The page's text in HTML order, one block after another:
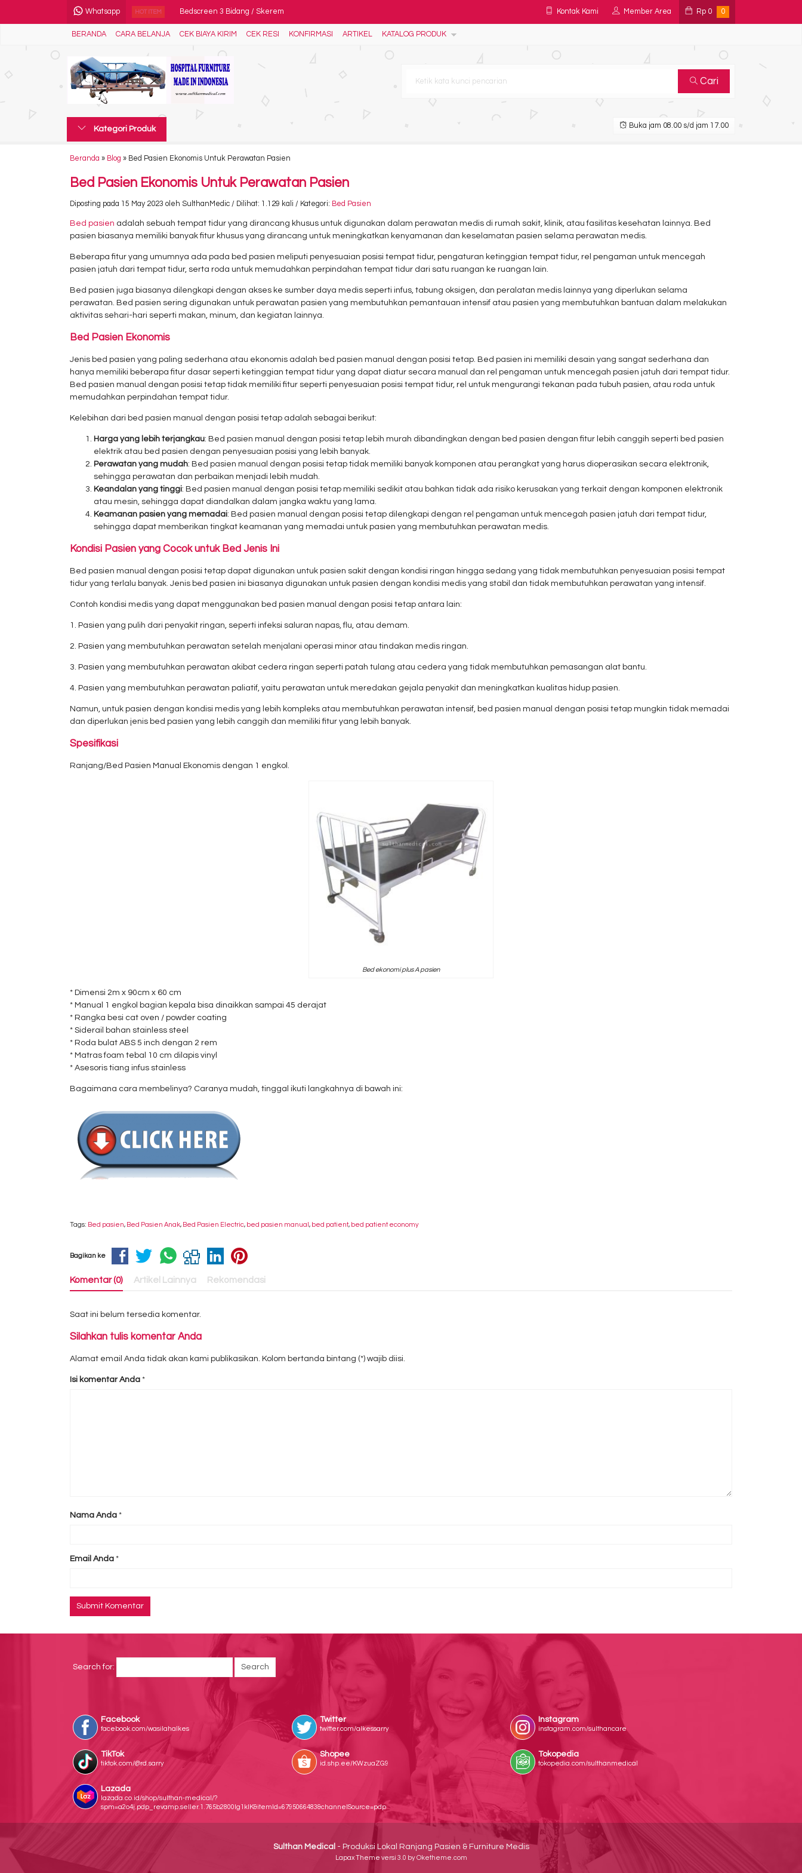
Whatsapp HOT ITEM Bedscreen 3 Bidang / Skerem
Matras Anti Decubitus Sella
Meja Resusitasi Bayi / Baby Table / Baby Tafel den
Kursi Donor Darah
Food Troli dengan Pemanas 16 Susun - Food Trolley
Digital Scrub Station 2 Person
Kursi Sofa Donor Darah
Kontak Kami Member Area Rp 0 0
BERANDA CARA BELANJA CEK BIAYA KIRIM CEK RESI KONFIRMASI ARTIKEL KATALOG PRODUK
Cari
Kategori Produk Buka jam 08.00 s/d jam 17.00
Beranda » Blog » Bed Pasien Ekonomis Untuk Perawatan Pasien
Bed Pasien Ekonomis Untuk Perawatan Pasien
Diposting pada 15 May 2023 oleh SulthanMedic / Dilihat: 1.129 kali / Kategori: Bed Pasien
Bed pasien adalah sebuah tempat tidur yang dirancang khusus untuk digunakan dalam perawatan medis di rumah sakit, klinik, atau fasilitas kesehatan lainnya. Bed
pasien biasanya memiliki banyak fitur khusus yang dirancang untuk meningkatkan kenyamanan dan keselamatan pasien selama perawatan medis.
Beberapa fitur yang umumnya ada pada bed pasien meliputi penyesuaian posisi tempat tidur, pengaturan ketinggian tempat tidur, rel pengaman untuk mencegah
pasien jatuh dari tempat tidur, serta roda untuk memudahkan perpindahan tempat tidur dari satu ruangan ke ruangan lain.
Bed pasien juga biasanya dilengkapi dengan akses ke sumber daya medis seperti infus, tabung oksigen, dan peralatan medis lainnya yang diperlukan selama
perawatan. Bed pasien sering digunakan untuk perawatan pasien yang membutuhkan pemantauan intensif atau pasien yang membutuhkan bantuan dalam melakukan
aktivitas sehari-hari seperti makan, minum, dan kegiatan lainnya.
Bed Pasien Ekonomis
Jenis bed pasien yang paling sederhana atau ekonomis adalah bed pasien manual dengan posisi tetap. Bed pasien ini memiliki desain yang sangat sederhana dan
hanya memiliki beberapa fitur dasar seperti ketinggian tempat tidur yang dapat diatur secara manual dan rel pengaman untuk mencegah pasien jatuh dari tempat tidur.
Bed pasien manual dengan posisi tetap tidak memiliki fitur seperti penyesuaian posisi tempat tidur, rel untuk mengurangi tekanan pada tubuh pasien, atau roda untuk
memudahkan perpindahan tempat tidur.
Kelebihan dari bed pasien manual dengan posisi tetap adalah sebagai berikut:
Harga yang lebih terjangkau: Bed pasien manual dengan posisi tetap lebih murah dibandingkan dengan bed pasien dengan fitur lebih canggih seperti bed pasien
elektrik atau bed pasien dengan penyesuaian posisi yang lebih banyak.
Perawatan yang mudah: Bed pasien manual dengan posisi tetap tidak memiliki banyak komponen atau perangkat yang harus dioperasikan secara elektronik,
sehingga perawatan dan perbaikan menjadi lebih mudah.
Keandalan yang tinggi: Bed pasien manual dengan posisi tetap memiliki sedikit atau bahkan tidak ada risiko kerusakan yang terkait dengan komponen elektronik
atau mesin, sehingga dapat diandalkan dalam jangka waktu yang lama.
Keamanan pasien yang memadai: Bed pasien manual dengan posisi tetap dilengkapi dengan rel pengaman untuk mencegah pasien jatuh dari tempat tidur,
sehingga dapat memberikan tingkat keamanan yang memadai untuk pasien yang membutuhkan perawatan medis.
Kondisi Pasien yang Cocok untuk Bed Jenis Ini
Bed pasien manual dengan posisi tetap dapat digunakan untuk pasien sakit dengan kondisi ringan hingga sedang yang tidak membutuhkan penyesuaian posisi tempat
tidur yang terlalu banyak. Jenis bed pasien ini biasanya digunakan untuk pasien dengan kondisi medis yang stabil dan tidak membutuhkan perawatan yang intensif.
Contoh kondisi medis yang dapat menggunakan bed pasien manual dengan posisi tetap antara lain:
1. Pasien yang pulih dari penyakit ringan, seperti infeksi saluran napas, flu, atau demam.
2. Pasien yang membutuhkan perawatan setelah menjalani operasi minor atau tindakan medis ringan.
3. Pasien yang membutuhkan perawatan akibat cedera ringan seperti patah tulang atau cedera yang tidak membutuhkan pemasangan alat bantu.
4. Pasien yang membutuhkan perawatan paliatif, yaitu perawatan untuk meredakan gejala penyakit dan meningkatkan kualitas hidup pasien.
Namun, untuk pasien dengan kondisi medis yang lebih kompleks atau membutuhkan perawatan intensif, bed pasien manual dengan posisi tetap mungkin tidak memadai
dan diperlukan jenis bed pasien yang lebih canggih dan memiliki fitur yang lebih banyak.
Spesifikasi
Ranjang/Bed Pasien Manual Ekonomis dengan 1 engkol.
Bed ekonomi plus A pasien
* Dimensi 2m x 90cm x 60 cm
* Manual 1 engkol bagian kepala bisa dinaikkan sampai 45 derajat
* Rangka besi cat oven / powder coating
* Siderail bahan stainless steel
* Roda bulat ABS 5 inch dengan 2 rem
* Matras foam tebal 10 cm dilapis vinyl
* Asesoris tiang infus stainless
Bagaimana cara membelinya? Caranya mudah, tinggal ikuti langkahnya di bawah ini:
Tags: Bed pasien, Bed Pasien Anak, Bed Pasien Electric, bed pasien manual , bed patient, bed patient economy
Bagikan ke
Komentar (0) Artikel Lainnya Rekomendasi
Saat ini belum tersedia komentar.
Silahkan tulis komentar Anda
Alamat email Anda tidak akan kami publikasikan. Kolom bertanda bintang (*) wajib diisi.
Isi komentar Anda *
Nama Anda *
Email Anda *
Search for:
Facebook
facebook.com/wasilahalkes
Twitter
twitter.com/alkessarry
Instagram
instagram.com/sulthancare
TikTok
tiktok.com/@rd.sarry
Shopee
id.shp.ee/KWzuaZG9
Tokopedia
tokopedia.com/sulthanmedical
Lazada
lazada.co.id/shop/sulthan-medical/?
spm=a2o4j.pdp_revamp.seller.1.765b2800lg1klK&itemId=6795066483&channelSource=pdp
Sulthan Medical - Produksi Lokal Ranjang Pasien & Furniture Medis
Lapax Theme versi 3.0 by Oketheme.com